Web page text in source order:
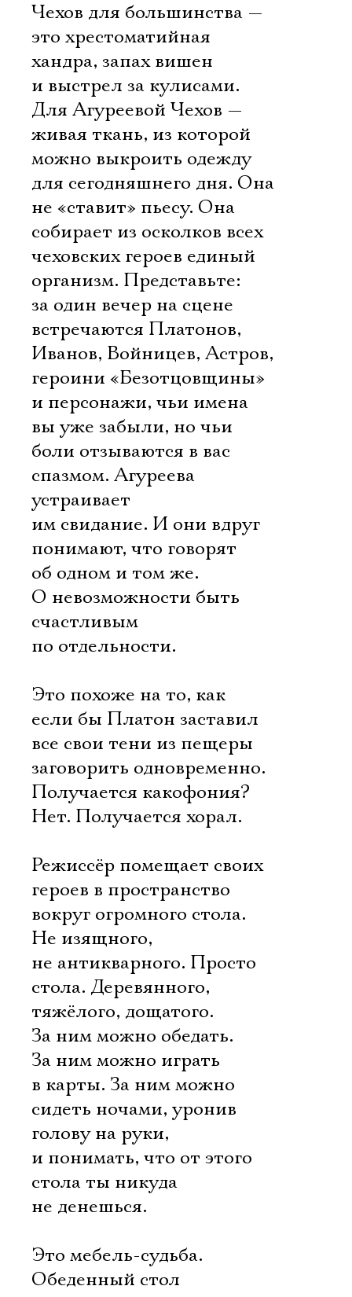
Чехов для большинства —
это хрестоматийная
хандра, запах вишен
и выстрел за кулисами.
Для Агуреевой Чехов —
живая ткань, из которой
можно выкроить одежду
для сегодняшнего дня. Она
не «ставит» пьесу. Она
собирает из осколков всех
чеховских героев единый
организм. Представьте:
за один вечер на сцене
встречаются Платонов,
Иванов, Войницев, Астров,
героини «Безотцовщины»
и персонажи, чьи имена
вы уже забыли, но чьи
боли отзываются в вас
спазмом. Агуреева
устраивает
им свидание. И они вдруг
понимают, что говорят
об одном и том же.
О невозможности быть
счастливым
по отдельности.
Это похоже на то, как
если бы Платон заставил
все свои тени из пещеры
заговорить одновременно.
Получается какофония?
Нет. Получается хорал.
Режиссёр помещает своих
героев в пространство
вокруг огромного стола.
Не изящного,
не антикварного. Просто
стола. Деревянного,
тяжёлого, дощатого.
За ним можно обедать.
За ним можно играть
в карты. За ним можно
сидеть ночами, уронив
голову на руки,
и понимать, что от этого
стола ты никуда
не денешься.
Это мебель-судьба.
Обеденный стол